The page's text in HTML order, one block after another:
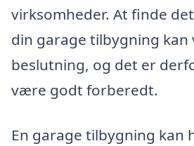
virksomheder. At finde
din garage tilbygning
beslutning, og det er
være godt forberedt.
En garage tilbygning kan